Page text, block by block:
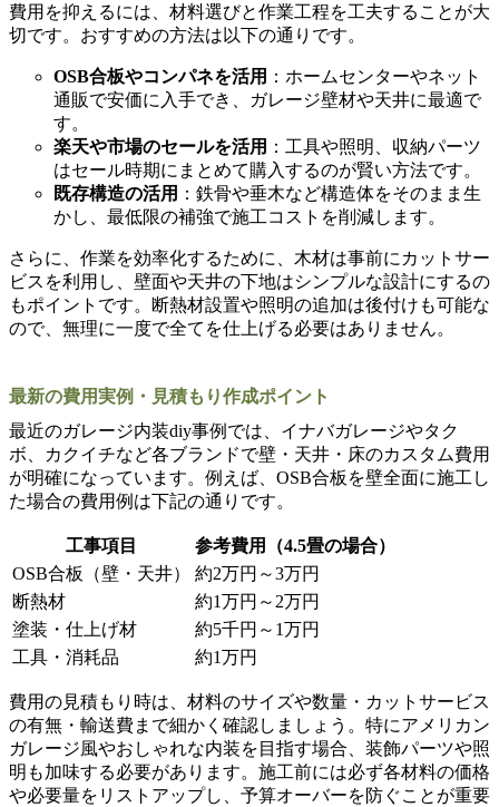
費用を抑えるには、材料選びと作業工程を工夫することが大
切です。おすすめの方法は以下の通りです。
OSB合板やコンパネを活用 ：ホームセンターやネット
通販で安価に入手でき、ガレージ壁材や天井に最適で
す。
楽天や市場のセールを活用 ：工具や照明、収納パーツ
はセール時期にまとめて購入するのが賢い方法です。
既存構造の活用 ：鉄骨や垂木など構造体をそのまま生
かし、最低限の補強で施工コストを削減します。
さらに、作業を効率化するために、木材は事前にカットサー
ビスを利用し、壁面や天井の下地はシンプルな設計にするの
もポイントです。断熱材設置や照明の追加は後付けも可能な
ので、無理に一度で全てを仕上げる必要はありません。
最新の費用実例・見積もり作成ポイント
最近のガレージ内装diy事例では、イナバガレージやタク
ボ、カクイチなど各ブランドで壁・天井・床のカスタム費用
が明確になっています。例えば、OSB合板を壁全面に施工し
た場合の費用例は下記の通りです。
工事項目
参考費用（4.5畳の場合）
OSB合板（壁・天井）
約2万円～3万円
断熱材
約1万円～2万円
塗装・仕上げ材
約5千円～1万円
工具・消耗品
約1万円
費用の見積もり時は、材料のサイズや数量・カットサービス
の有無・輸送費まで細かく確認しましょう。特にアメリカン
ガレージ風やおしゃれな内装を目指す場合、装飾パーツや照
明も加味する必要があります。施工前には必ず各材料の価格
や必要量をリストアップし、予算オーバーを防ぐことが重要